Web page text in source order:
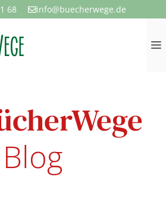
68 info@buecherwege.de
Blog